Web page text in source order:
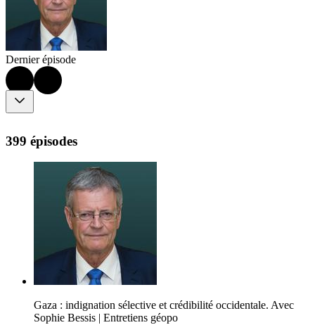
Dernier épisode
399 épisodes
Gaza : indignation sélective et crédibilité occidentale. Avec
Sophie Bessis | Entretiens géopo